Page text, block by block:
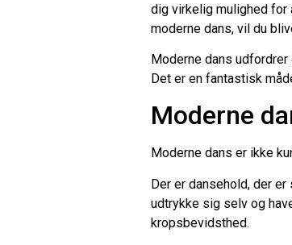
dig virkelig mulighed for
moderne dans, vil du
Moderne dans
Det er en fantastisk
Moderne
Moderne dans er ikke
Der er dansehold, der
udtrykke sig selv og
kropsbevidsthed.